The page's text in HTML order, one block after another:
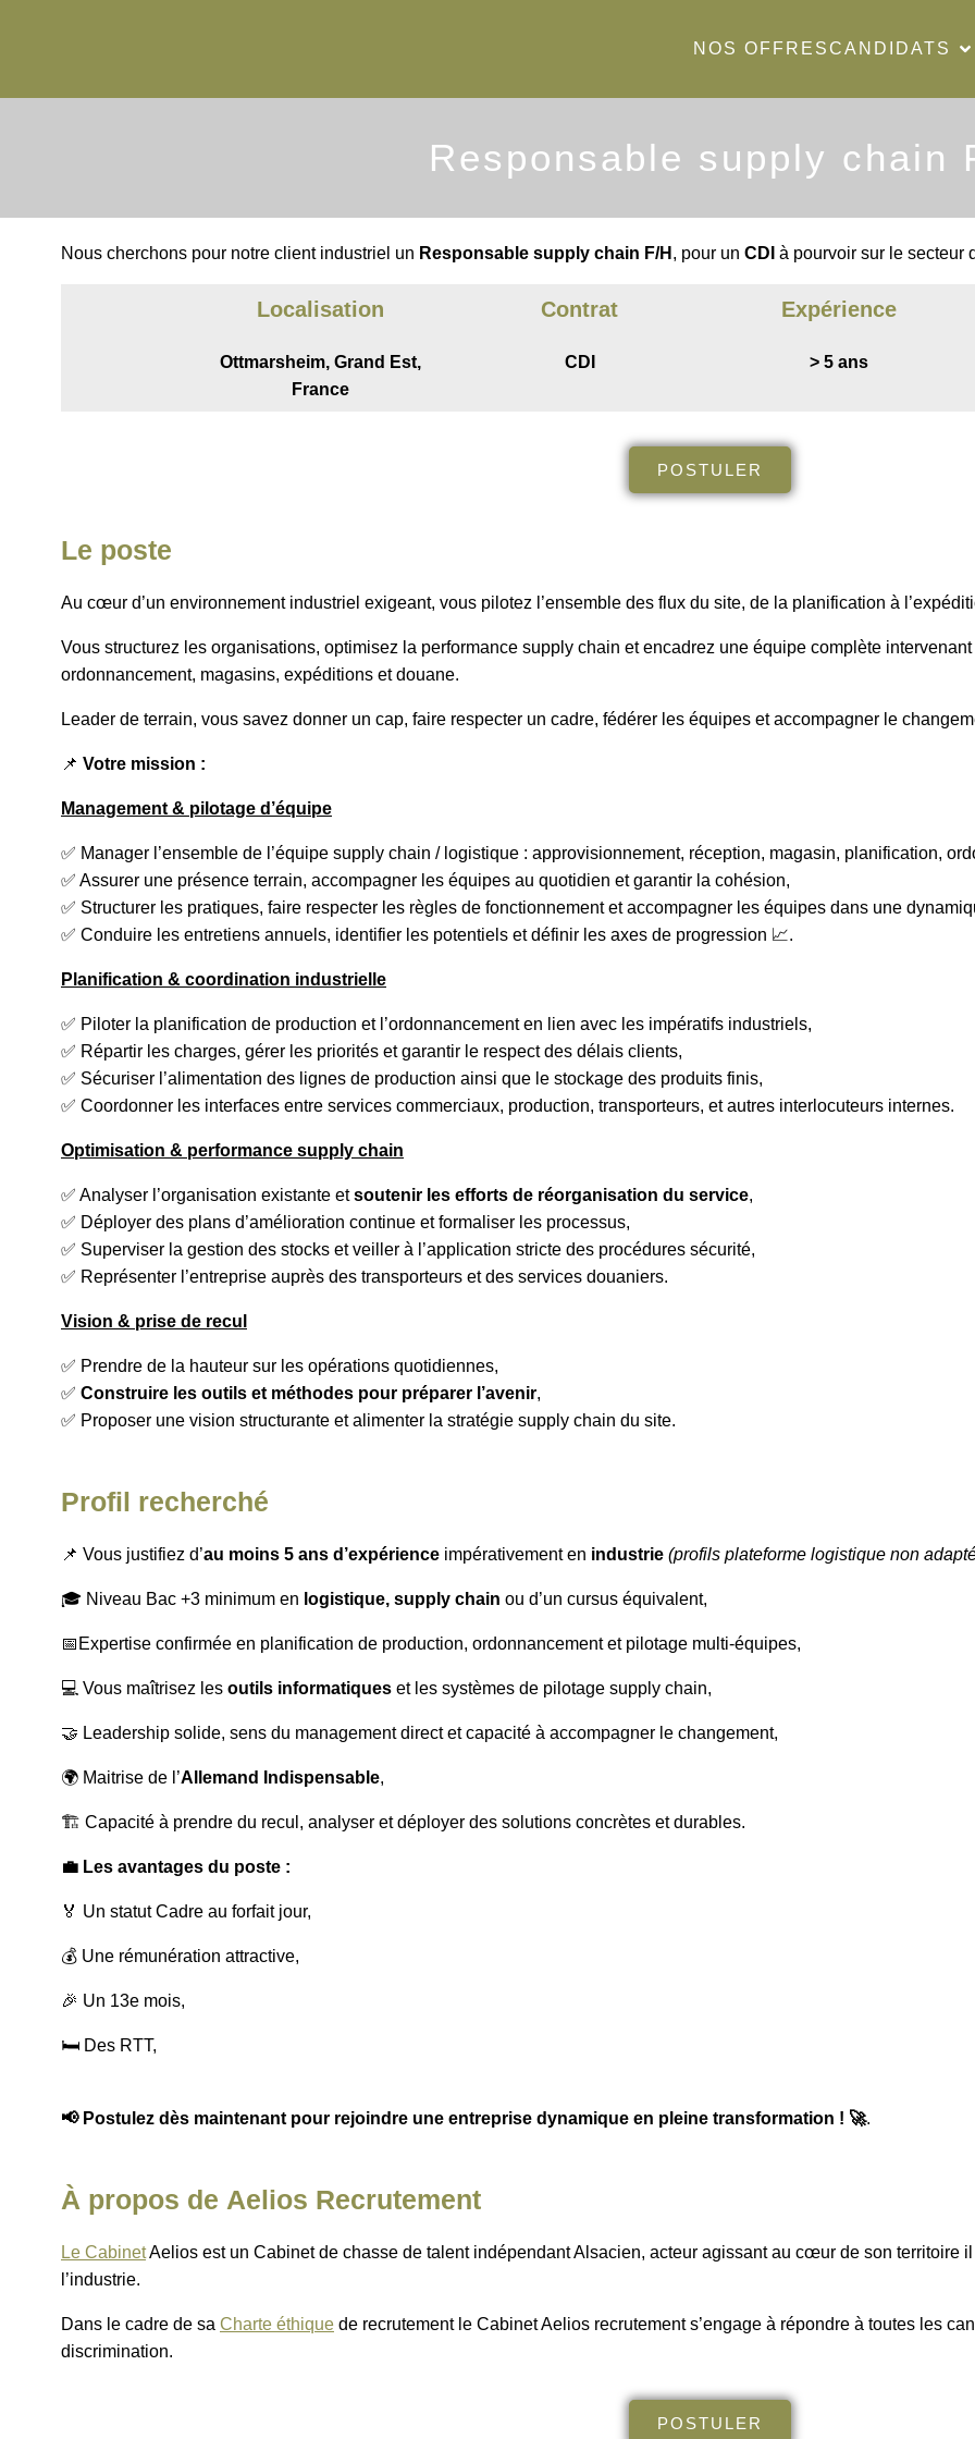
NOS OFFRESCANDIDATS
Responsable supply chain
Nous cherchons pour notre client industriel un Responsable supply chain F/H , pour un CDI à pourvoir sur le secteur
Localisation
Ottmarsheim, Grand Est,
France
Contrat
CDI
Expérience
> 5 ans
POSTULER
Le poste
Au cœur d’un environnement industriel exigeant, vous pilotez l’ensemble des flux du site, de la planification à
Vous structurez les organisations, optimisez la performance supply chain et encadrez une équipe complète
ordonnancement, magasins, expéditions et douane.
Leader de terrain, vous savez donner un cap, faire respecter un cadre, fédérer les équipes et accompagner le
📌 Votre mission :
Management & pilotage d’équipe
✅ Manager l’ensemble de l’équipe supply chain / logistique : approvisionnement, réception, magasin, planification,
✅ Assurer une présence terrain, accompagner les équipes au quotidien et garantir la cohésion,
✅ Structurer les pratiques, faire respecter les règles de fonctionnement et accompagner les équipes dans une
✅ Conduire les entretiens annuels, identifier les potentiels et définir les axes de progression 📈.
Planification & coordination industrielle
✅ Piloter la planification de production et l’ordonnancement en lien avec les impératifs industriels,
✅ Répartir les charges, gérer les priorités et garantir le respect des délais clients,
✅ Sécuriser l’alimentation des lignes de production ainsi que le stockage des produits finis,
✅ Coordonner les interfaces entre services commerciaux, production, transporteurs, et autres interlocuteurs internes.
Optimisation & performance supply chain
✅ Analyser l’organisation existante etsoutenir les efforts de réorganisation du service,
✅ Déployer des plans d’amélioration continue et formaliser les processus,
✅ Superviser la gestion des stocks et veiller à l’application stricte des procédures sécurité,
✅ Représenter l’entreprise auprès des transporteurs et des services douaniers.
Vision & prise de recul
✅ Prendre de la hauteur sur les opérations quotidiennes,
✅ Construire les outils et méthodes pour préparer l’avenir,
✅ Proposer une vision structurante et alimenter la stratégie supply chain du site.
Profil recherché
📌 Vous justifiez d’au moins 5 ans d’expérience impérativement en industrie (profils plateforme logistique non
🎓 Niveau Bac +3 minimum en logistique, supply chain ou d’un cursus équivalent,
📅Expertise confirmée en planification de production, ordonnancement et pilotage multi-équipes,
💻 Vous maîtrisez les outils informatiques et les systèmes de pilotage supply chain,
🤝 Leadership solide, sens du management direct et capacité à accompagner le changement,
🌍 Maitrise de l’Allemand Indispensable,
🏗 Capacité à prendre du recul, analyser et déployer des solutions concrètes et durables.
💼 Les avantages du poste :
🏅 Un statut Cadre au forfait jour,
💰 Une rémunération attractive,
🎉 Un 13e mois,
🛏️ Des RTT,
📢 Postulez dès maintenant pour rejoindre une entreprise dynamique en pleine transformation ! 🚀.
À propos de Aelios Recrutement
Le CabinetAelios est un Cabinet de chasse de talent indépendant Alsacien, acteur agissant au cœur de son territoire
l’industrie.
Dans le cadre de sa Charte éthique de recrutement le Cabinet Aelios recrutement s’engage à répondre à toutes les
discrimination.
POSTULER